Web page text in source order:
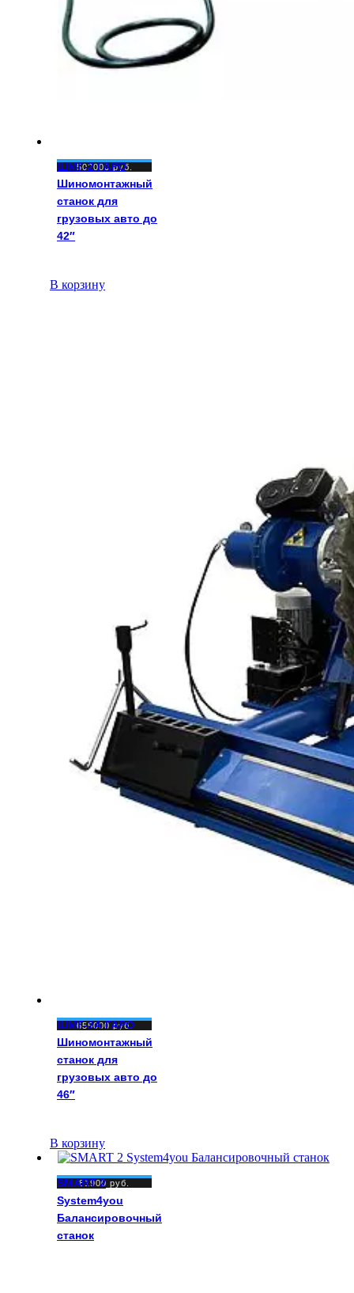
ШМГ-2 ГАРО
Шиномонтажный
станок для
грузовых авто до
42″
502000 руб.
В корзину
ШМГ-2А ГАРО
Шиномонтажный
станок для
грузовых авто до
46″
655000руб.
В корзину
SMART 2
System4you
Балансировочный
станок
81900 руб.